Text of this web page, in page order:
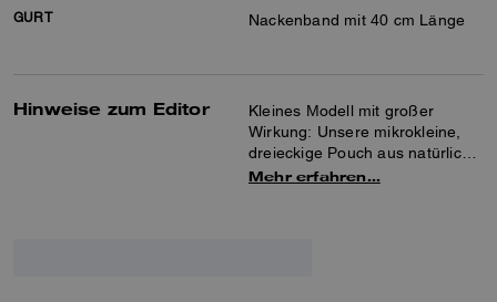
GURT Nackenband mit 40 cm Länge
Hinweise zum Editor
Kleines Modell mit großer
Wirkung: Unsere mikrokleine,
dreieckige Pouch aus natürlich
genarbtem Leder verfügt über
Mehr erfahren…